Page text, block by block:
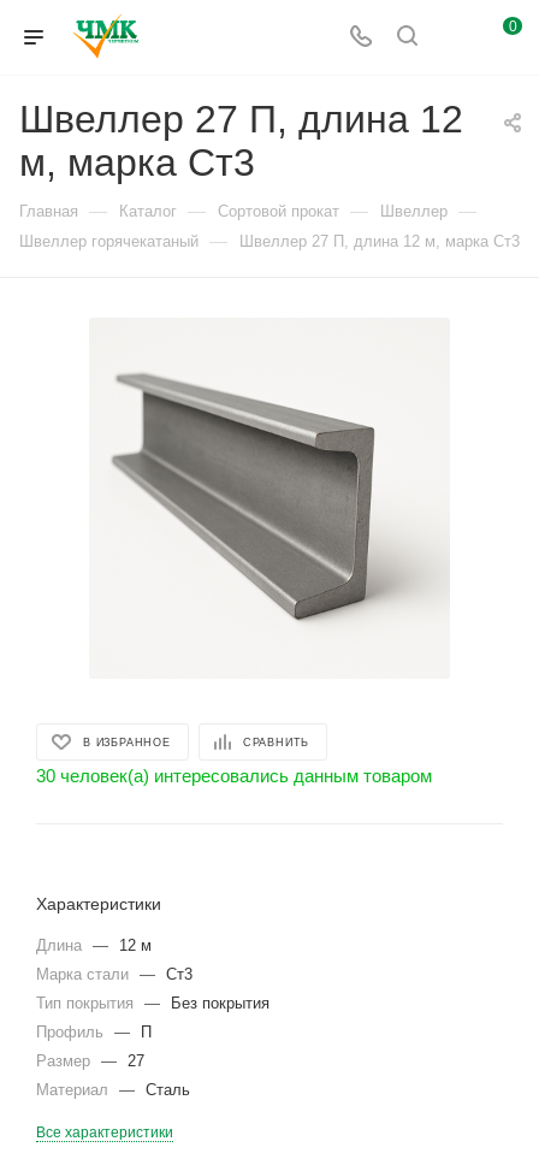
0
Швеллер 27 П, длина 12
м, марка Ст3
Главная — Каталог — Сортовой прокат — Швеллер —
Швеллер горячекатаный — Швеллер 27 П, длина 12 м, марка Ст3
В ИЗБРАННОЕ СРАВНИТЬ
30 человек(а) интересовались данным товаром
Характеристики
Длина —
12 м
Марка стали — Ст3
Тип покрытия
—
Без покрытия
Профиль
—
П
Размер — 27
Материал
— Сталь
Все характеристики